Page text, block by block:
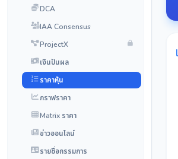
DCA
IAA Consensus
ProjectX
เงินปันผล
ราคาหุ้น
กราฟราคา
Matrix ราคา
ข่าวออนไลน์
รายชื่อกรรมการ